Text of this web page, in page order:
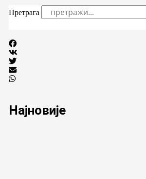
Претрага
Најновије